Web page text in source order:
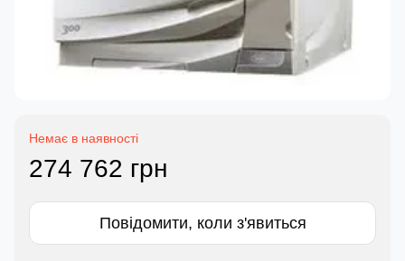
Немає в наявності
274 762 грн
Повідомити, коли з'явиться